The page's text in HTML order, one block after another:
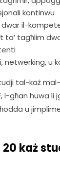
kontinwu
il-
ta’ tagħlim
netwerking, u
l-għan huwa li
u
każ